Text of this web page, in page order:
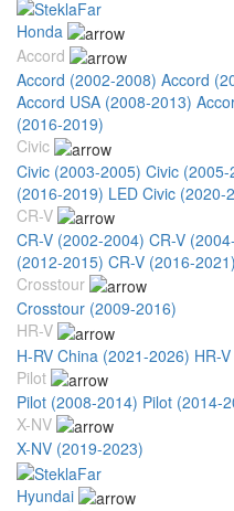
Honda
Accord
Accord (2002-2008) Accord
Accord USA (2008-2013)
(2016-2019)
Civic
Civic (2003-2005) Civic (2005-
(2016-2019) LED Civic (2020-
CR-V
CR-V (2002-2004) CR-V
(2012-2015) CR-V (2016-2021)
Crosstour
Crosstour (2009-2016)
HR-V
H-RV China (2021-2026) HR-
Pilot
Pilot (2008-2014) Pilot (2014-
X-NV
X-NV (2019-2023)
Hyundai